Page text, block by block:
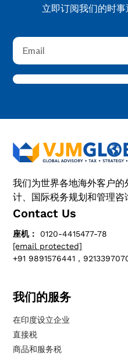
立即订阅我们的时事
我们为世界各地海外客户
计、国际税务规划和管理咨
Contact Us
座机：
0120-4415477-78
[email protected]
+91 9891576441，
我们的服务
在印度设立企业
直接税
商品和服务税